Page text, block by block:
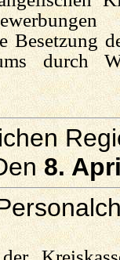
Besetzung
durch
8.